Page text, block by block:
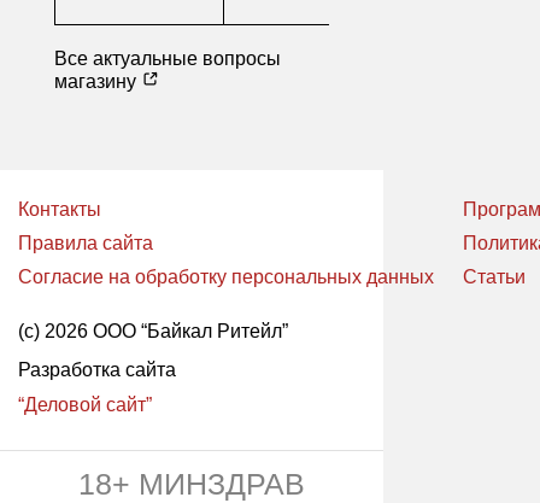
Все актуальные вопросы
магазину
Контакты
Правила сайта
Согласие на обработку персональных данных
Статьи
(с) 2026 ООО “Байкал Ритейл”
Разработка сайта
“Деловой сайт”
18+ МИНЗДРАВ